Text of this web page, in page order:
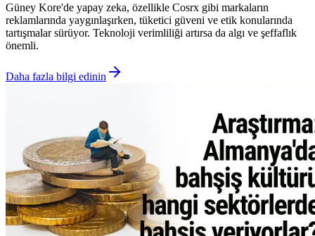
Güney Kore'de yapay zeka, özellikle Cosrx gibi markaların
reklamlarında yaygınlaşırken, tüketici güveni ve etik konularında
tartışmalar sürüyor. Teknoloji verimliliği artırsa da algı ve şeffaflık
önemli.
Daha fazla bilgi edinin